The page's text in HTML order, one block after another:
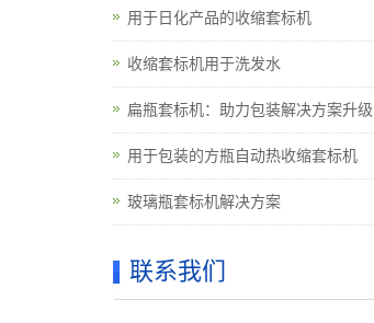
用于日化产品的收缩套标机
收缩套标机用于洗发水
扁瓶套标机：助力包装解决方案升级
用于包装的方瓶自动热收缩套标机
玻璃瓶套标机解决方案
联系我们